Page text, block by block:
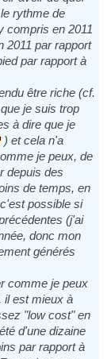
rythme de
compris en 2011
2011 par rapport
par rapport à
être riche (cf.
je suis trop
à dire que je
) et cela n'a
je peux, de
depuis des
de temps, en
possible si
(j'ai
donc mon
générés
comme je peux
il est mieux à
"low cost" en
d'une dizaine
par rapport à